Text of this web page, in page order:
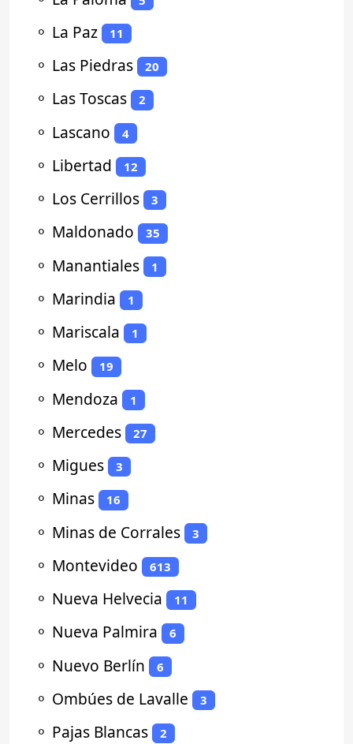
⚬ La Paz 11
⚬ Las Piedras 20
⚬ Las Toscas 2
⚬ Lascano 4
⚬ Libertad 12
⚬ Los Cerrillos 3
⚬ Maldonado 35
⚬ Manantiales 1
⚬ Marindia 1
⚬ Mariscala 1
⚬ Melo 19
⚬ Mendoza 1
⚬ Mercedes 27
⚬ Migues 3
⚬ Minas 16
⚬ Minas de Corrales 3
⚬ Montevideo 613
⚬ Nueva Helvecia 11
⚬ Nueva Palmira 6
⚬ Nuevo Berlín 6
⚬ Ombúes de Lavalle 3
⚬ Pajas Blancas 2